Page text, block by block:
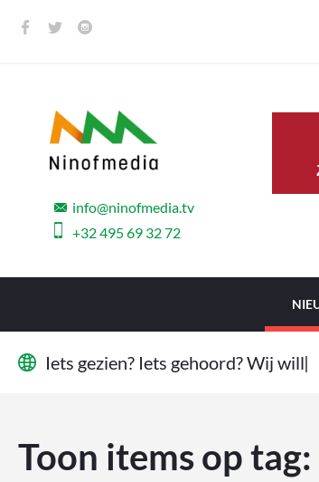
info@ninofmedia.tv
+32 495 69 32 72
Iets gezien? Iets gehoord?Wij wille
Toon items op tag: